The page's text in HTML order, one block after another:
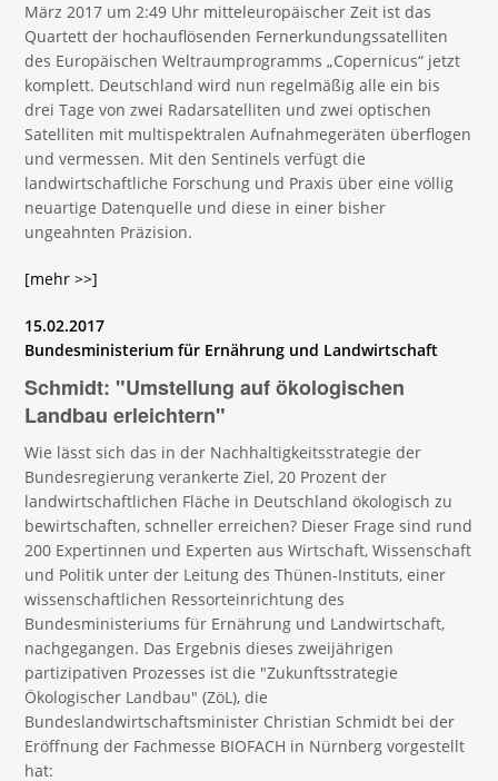
März 2017 um 2:49 Uhr mitteleuropäischer Zeit ist das
Quartett der hochauflösenden Fernerkundungssatelliten
des Europäischen Weltraumprogramms „Copernicus“ jetzt
komplett. Deutschland wird nun regelmäßig alle ein bis
drei Tage von zwei Radarsatelliten und zwei optischen
Satelliten mit multispektralen Aufnahmegeräten überflogen
und vermessen. Mit den Sentinels verfügt die
landwirtschaftliche Forschung und Praxis über eine völlig
neuartige Datenquelle und diese in einer bisher
ungeahnten Präzision.
[mehr >>]
15.02.2017
Bundesministerium für Ernährung und Landwirtschaft
Schmidt: "Umstellung auf ökologischen
Landbau erleichtern"
Wie lässt sich das in der Nachhaltigkeitsstrategie der
Bundesregierung verankerte Ziel, 20 Prozent der
landwirtschaftlichen Fläche in Deutschland ökologisch zu
bewirtschaften, schneller erreichen? Dieser Frage sind rund
200 Expertinnen und Experten aus Wirtschaft, Wissenschaft
und Politik unter der Leitung des Thünen-Instituts, einer
wissenschaftlichen Ressorteinrichtung des
Bundesministeriums für Ernährung und Landwirtschaft,
nachgegangen. Das Ergebnis dieses zweijährigen
partizipativen Prozesses ist die "Zukunftsstrategie
Ökologischer Landbau" (ZöL), die
Bundeslandwirtschaftsminister Christian Schmidt bei der
Eröffnung der Fachmesse BIOFACH in Nürnberg vorgestellt
hat: